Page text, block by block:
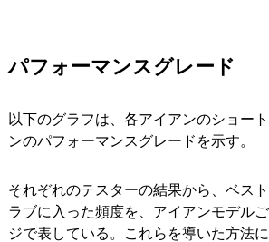
パフォーマンスグレード
以下のグラフは、各アイアンのショー
ンのパフォーマンスグレードを示す。
それぞれのテスターの結果から、ベス
ラブに入った頻度を、アイアンモデル
ジで表している。これらを導いた方法